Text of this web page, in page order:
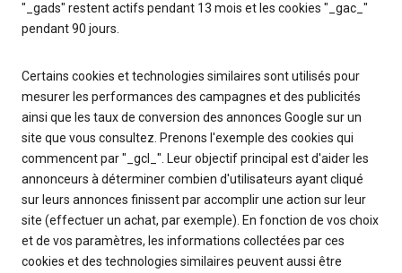
"_gads" restent actifs pendant 13 mois et les cookies "_gac_"
pendant 90 jours.
Certains cookies et technologies similaires sont utilisés pour
mesurer les performances des campagnes et des publicités
ainsi que les taux de conversion des annonces Google sur un
site que vous consultez. Prenons l'exemple des cookies qui
commencent par "_gcl_". Leur objectif principal est d'aider les
annonceurs à déterminer combien d'utilisateurs ayant cliqué
sur leurs annonces finissent par accomplir une action sur leur
site (effectuer un achat, par exemple). En fonction de vos choix
et de vos paramètres, les informations collectées par ces
cookies et des technologies similaires peuvent aussi être